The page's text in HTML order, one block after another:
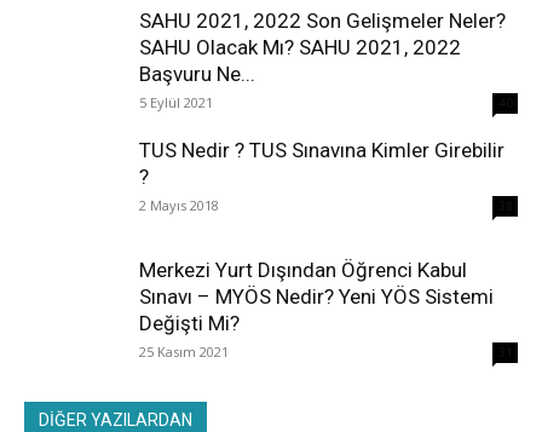
SAHU 2021, 2022 Son Gelişmeler Neler?
SAHU Olacak Mı? SAHU 2021, 2022
Başvuru Ne...
5 Eylül 2021
TUS Nedir ? TUS Sınavına Kimler Girebilir
?
2 Mayıs 2018
Merkezi Yurt Dışından Öğrenci Kabul
Sınavı – MYÖS Nedir? Yeni YÖS Sistemi
Değişti Mi?
25 Kasım 2021
DİĞER YAZILARDAN